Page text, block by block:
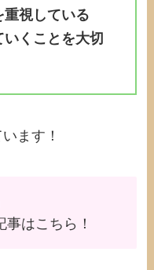
視している
くことを大切
ます！
はこちら！